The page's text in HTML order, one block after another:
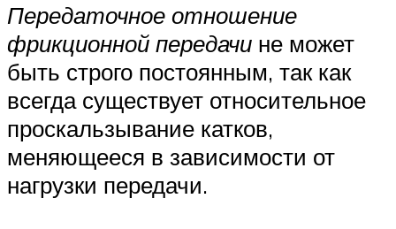
Передаточное отношение
фрикционной передачи не может
быть строго постоянным, так как
всегда существует относительное
проскальзывание катков,
меняющееся в зависимости от
нагрузки передачи.